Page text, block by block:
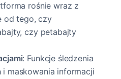
rośnie wraz z
od tego, czy
czy petabajty
: Funkcje śledzenia
i maskowania informacji